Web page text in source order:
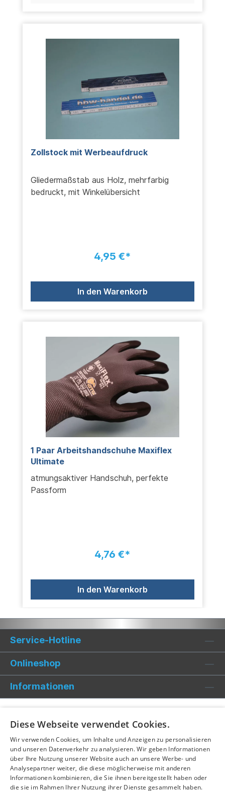
Zollstock mit Werbeaufdruck
Gliedermaßstab aus Holz, mehrfarbig
bedruckt, mit Winkelübersicht
4,95 €*
In den Warenkorb
1 Paar Arbeitshandschuhe Maxiflex
Ultimate
atmungsaktiver Handschuh, perfekte
Passform
4,76 €*
In den Warenkorb
Service-Hotline
Onlineshop
Informationen
Diese Webseite verwendet Cookies.
Wir verwenden Cookies, um Inhalte und Anzeigen zu personalisieren
und unseren Datenverkehr zu analysieren. Wir geben Informationen
über Ihre Nutzung unserer Website auch an unsere Werbe- und
Analysepartner weiter, die diese möglicherweise mit anderen
Informationen kombinieren, die Sie ihnen bereitgestellt haben oder
die sie im Rahmen Ihrer Nutzung ihrer Dienste gesammelt haben.